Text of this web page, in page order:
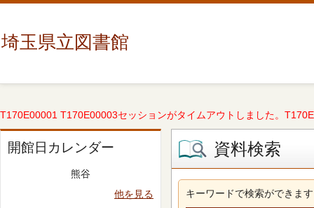
埼玉県立図書館
T170E00001 T170E00003セッションがタイムアウトしました。
開館日カレンダー
熊谷
他を見る
資料検索
キーワードで検索ができます